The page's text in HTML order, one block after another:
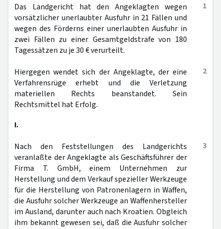
1
Das Landgericht hat den Angeklagten wegen
vorsätzlicher unerlaubter Ausfuhr in 21 Fällen und
wegen des Förderns einer unerlaubten Ausfuhr in
zwei Fällen zu einer Gesamtgeldstrafe von 180
Tagessätzen zu je 30 € verurteilt.
2
Hiergegen wendet sich der Angeklagte, der eine
Verfahrensrüge erhebt und die Verletzung
materiellen Rechts beanstandet. Sein
Rechtsmittel hat Erfolg.
I.
3
Nach den Feststellungen des Landgerichts
veranlaßte der Angeklagte als Geschäftsführer der
Firma T. GmbH, einem Unternehmen zur
Herstellung und dem Verkauf spezieller Werkzeuge
für die Herstellung von Patronenlagern in Waffen,
die Ausfuhr solcher Werkzeuge an Waffenhersteller
im Ausland, darunter auch nach Kroatien. Obgleich
ihm bekannt gewesen sei, daß die Ausfuhr solcher